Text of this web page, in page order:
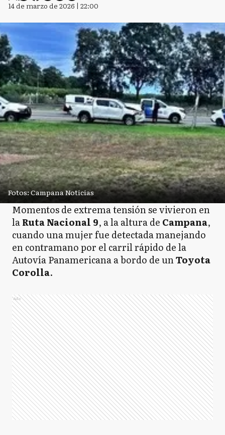
14 de marzo de 2026 | 22:00
Fotos: Campana Noticias
Momentos de extrema tensión se vivieron en
laRuta Nacional 9, a la altura de Campana,
cuando una mujer fue detectada manejando
en contramano por el carril rápido de la
Autovía Panamericana a bordo de unToyota
Corolla.
Ads